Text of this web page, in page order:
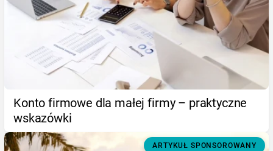
Konto firmowe dla małej firmy – praktyczne
wskazówki
ARTYKUŁ SPONSOROWANY